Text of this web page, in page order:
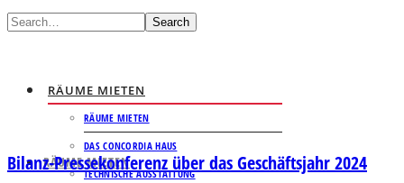
Search
RÄUME MIETEN
RÄUME MIETEN
DAS CONCORDIA HAUS
TECHNISCHE AUSSTATTUNG
RÄUME MIETEN
Bilanz-Pressekonferenz über das Geschäftsjahr 2024